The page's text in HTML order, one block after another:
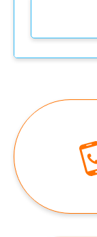
加入保
マイカ
月平均
学歴
免許・資
必須：
けん引
就業時間
経験：5年
年齢：61
②大型
経験：12
年齢：36
設立
岡田 文
1,000万